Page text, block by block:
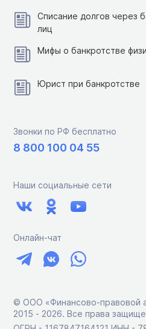
Списание долгов через
лиц
Мифы о банкротстве
Юрист при банкротстве
Звонки по РФ бесплатно
8 800 100 04 55
Наши социальные сети
Онлайн-чат
© ООО «Финансово-правовой
2015 ‑ 2026. Все права